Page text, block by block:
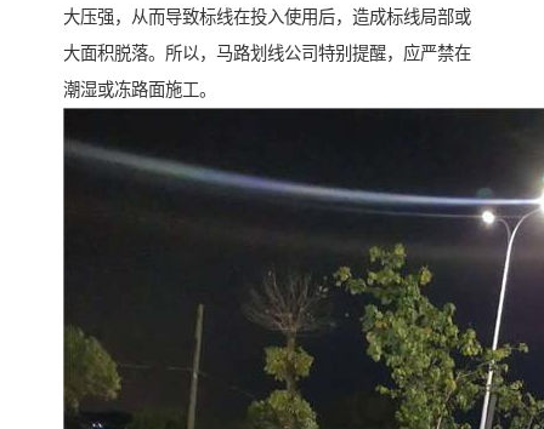
大压强，从而导致标线在投入使用后，造成标线局部或
大面积脱落。所以，马路划线公司特别提醒，应严禁在
潮湿或冻路面施工。